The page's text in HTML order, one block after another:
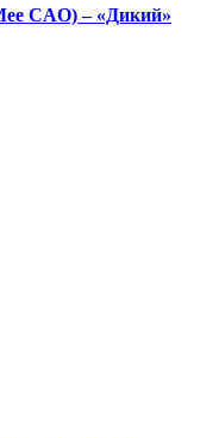
CAO) – «Дикий»